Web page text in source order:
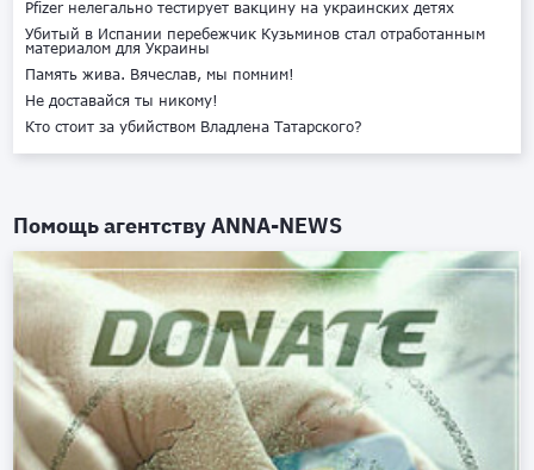
Pfizer нелегально тестирует вакцину на украинских детях
Убитый в Испании перебежчик Кузьминов стал отработанным
материалом для Украины
Память жива. Вячеслав, мы помним!
Не доставайся ты никому!
Кто стоит за убийством Владлена Татарского?
Помощь агентствуANNA-NEWS